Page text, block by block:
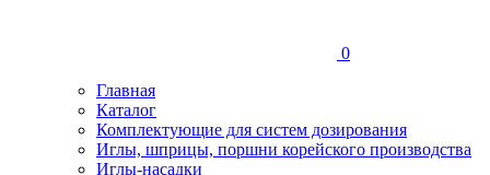
0
Главная
Каталог
Комплектующие для систем дозирования
Иглы, шприцы, поршни корейского производства
Иглы-насадки